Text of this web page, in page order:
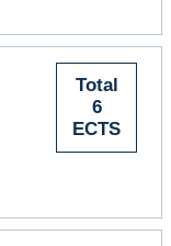
Total
6
ECTS